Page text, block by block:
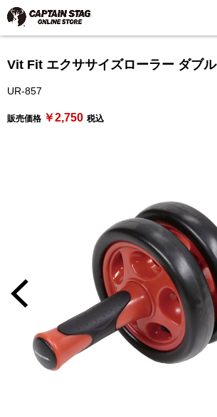
Vit Fit エクササイズローラー ダブル
UR-857
販売価格 ￥2,750 税込